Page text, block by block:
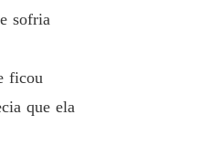
sofria
ficou
que ela